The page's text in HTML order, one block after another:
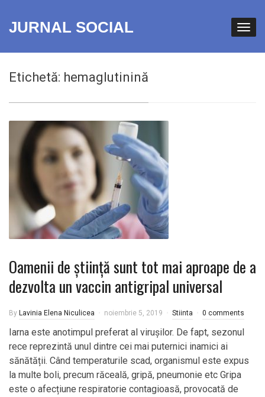
JURNAL SOCIAL
Etichetă: hemaglutinină
Oamenii de știință sunt tot mai aproape de a
dezvolta un vaccin antigripal universal
By Lavinia Elena Niculicea noiembrie 5, 2019 Stiinta 0 comments
Iarna este anotimpul preferat al virușilor. De fapt, sezonul
rece reprezintă unul dintre cei mai puternici inamici ai
sănătății. Când temperaturile scad, organismul este expus
la multe boli, precum răceală, gripă, pneumonie etc Gripa
este o afecțiune respiratorie contagioasă, provocată de